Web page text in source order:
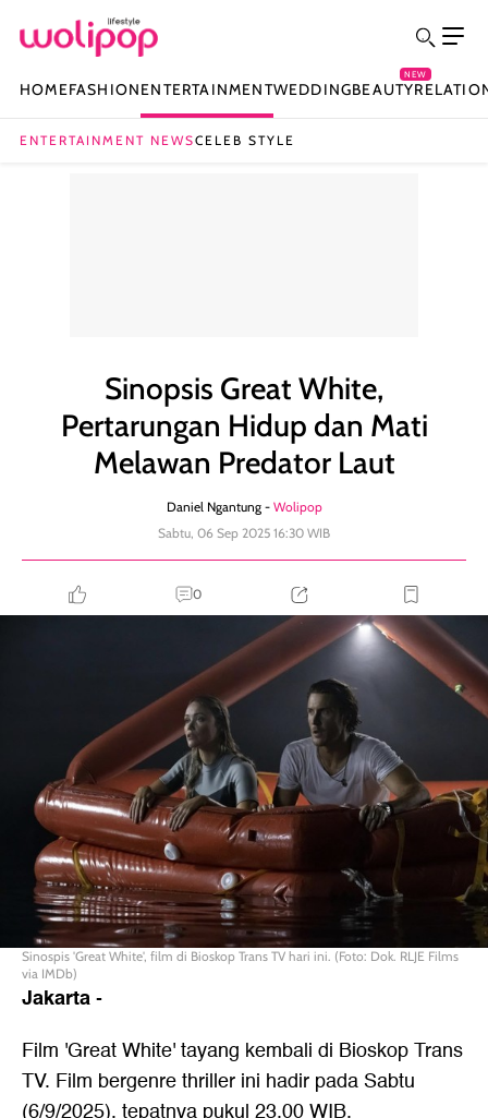
HOMEFASHIONENTERTAINMENTWEDDINGBEAUTY
NEW
ENTERTAINMENT NEWSCELEB STYLE
Sinopsis Great White,
Pertarungan Hidup dan Mati
Melawan Predator Laut
Daniel Ngantung - Wolipop
Sabtu, 06 Sep 2025 16:30 WIB
0
Sinospis 'Great White', film di Bioskop Trans TV hari ini. (Foto: Dok. RLJE Films
via IMDb)
Jakarta-
Film 'Great White' tayang kembali di Bioskop Trans
TV. Film bergenre thriller ini hadir pada Sabtu